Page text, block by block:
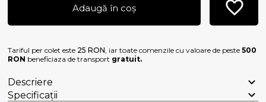
Adaugă în coș
Tariful per colet este 25 RON, iar toate comenzile cu valoare de peste500
RON beneficiaza de transport gratuit.
Descriere
Specificații